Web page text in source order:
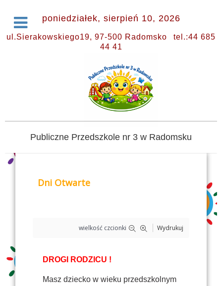
poniedziałek, sierpień 10, 2026
ul.Sierakowskiego19, 97-500 Radomsko
tel.:44 685
44 41
Publiczne Przedszkole nr 3 w Radomsku
Dni Otwarte
wielkość czcionki Wydrukuj
DROGI RODZICU !
Masz dziecko w wieku przedszkolnym